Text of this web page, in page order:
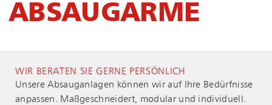
ABSAUGARME
WIR BERATEN SIE GERNE PERSÖNLICH
Unsere Absauganlagen können wir auf Ihre Bedürfnisse
anpassen. Maßgeschneidert, modular und individuell.